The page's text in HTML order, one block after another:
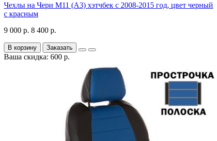
Чехлы на Чери М11 (А3) хэтчбек с 2008-2015 год, цвет черный
с красным
9 000 р. 8 400 р.
В корзину Заказать
Ваша скидка: 600 р.